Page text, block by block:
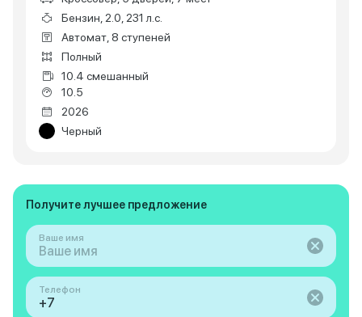
Бензин, 2.0, 231 л.с.
Автомат, 8 ступеней
Полный
10.4 смешанный
10.5
2026
Черный
Получите лучшее предложение
Ваше имя
Телефон